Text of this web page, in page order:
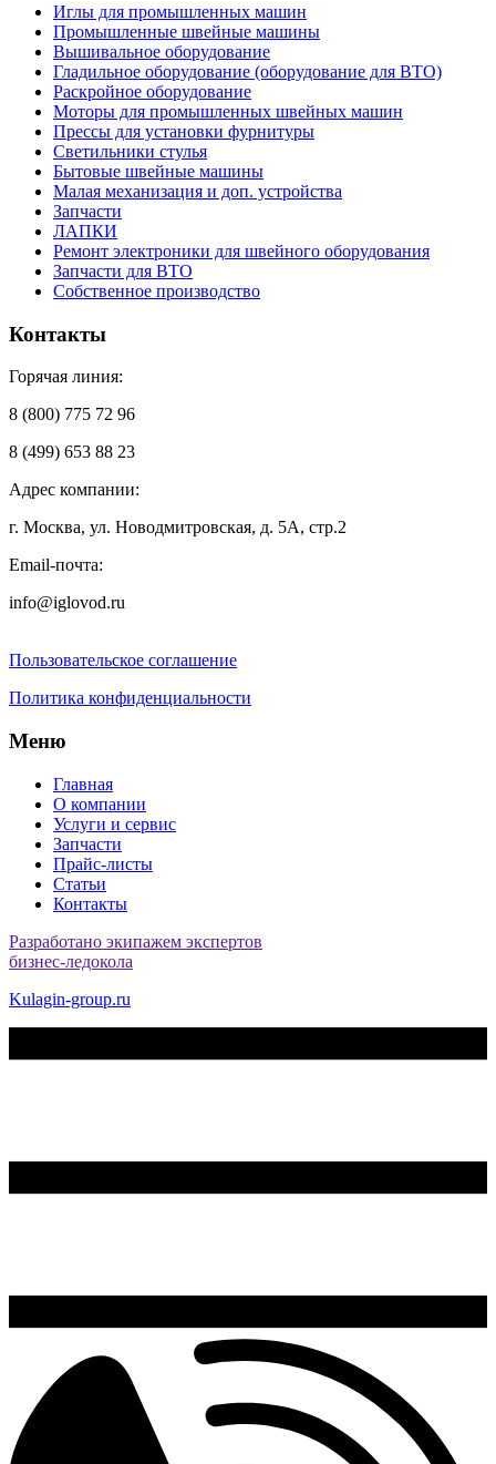
Иглы для промышленных машин
Промышленные швейные машины
Вышивальное оборудование
Гладильное оборудование (оборудование для ВТО)
Раскройное оборудование
Моторы для промышленных швейных машин
Прессы для установки фурнитуры
Светильники стулья
Бытовые швейные машины
Малая механизация и доп. устройства
Запчасти
ЛАПКИ
Ремонт электроники для швейного оборудования
Запчасти для ВТО
Собственное производство
Контакты
Горячая линия:
8 (800) 775 72 96
8 (499) 653 88 23
Адрес компании:
г. Москва, ул. Новодмитровская, д. 5А, стр.2
Email-почта:
info@iglovod.ru
Пользовательское соглашение
Политика конфиденциальности
Меню
Главная
О компании
Услуги и сервис
Запчасти
Прайс-листы
Статьи
Контакты
Разработано экипажем экспертов
бизнес-ледокола
Kulagin-group.ru